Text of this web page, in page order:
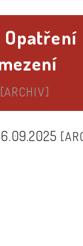
[ARCHIV]